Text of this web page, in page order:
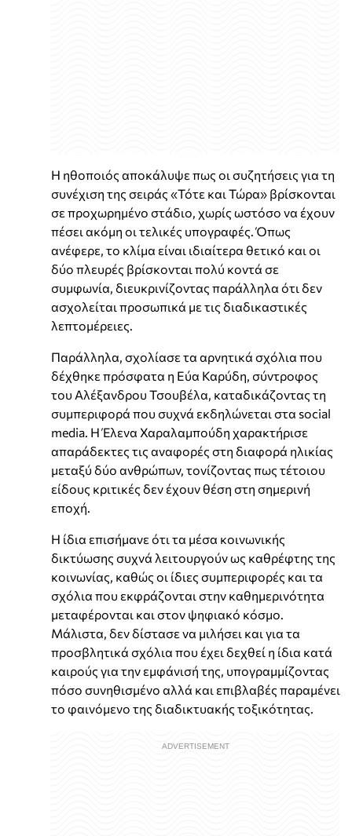
Η ηθοποιός αποκάλυψε πως οι συζητήσεις για τη
συνέχιση της σειράς «Τότε και Τώρα» βρίσκονται
σε προχωρημένο στάδιο, χωρίς ωστόσο να έχουν
πέσει ακόμη οι τελικές υπογραφές. Όπως
ανέφερε, το κλίμα είναι ιδιαίτερα θετικό και οι
δύο πλευρές βρίσκονται πολύ κοντά σε
συμφωνία, διευκρινίζοντας παράλληλα ότι δεν
ασχολείται προσωπικά με τις διαδικαστικές
λεπτομέρειες.
Παράλληλα, σχολίασε τα αρνητικά σχόλια που
δέχθηκε πρόσφατα η Εύα Καρύδη, σύντροφος
του Αλέξανδρου Τσουβέλα, καταδικάζοντας τη
συμπεριφορά που συχνά εκδηλώνεται στα social
media. Η Έλενα Χαραλαμπούδη χαρακτήρισε
απαράδεκτες τις αναφορές στη διαφορά ηλικίας
μεταξύ δύο ανθρώπων, τονίζοντας πως τέτοιου
είδους κριτικές δεν έχουν θέση στη σημερινή
εποχή.
Η ίδια επισήμανε ότι τα μέσα κοινωνικής
δικτύωσης συχνά λειτουργούν ως καθρέφτης της
κοινωνίας, καθώς οι ίδιες συμπεριφορές και τα
σχόλια που εκφράζονται στην καθημερινότητα
μεταφέρονται και στον ψηφιακό κόσμο.
Μάλιστα, δεν δίστασε να μιλήσει και για τα
προσβλητικά σχόλια που έχει δεχθεί η ίδια κατά
καιρούς για την εμφάνισή της, υπογραμμίζοντας
πόσο συνηθισμένο αλλά και επιβλαβές παραμένει
το φαινόμενο της διαδικτυακής τοξικότητας.